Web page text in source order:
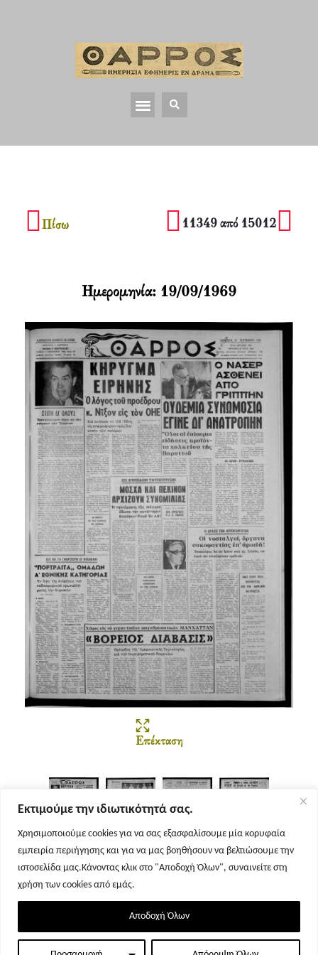
Εκτιμούμε την ιδιωτικότητά σας.
Χρησιμοποιούμε cookies για να σας εξασφαλίσουμε μία κορυφαία
εμπειρία περιήγησης και για να μας βοηθήσουν να βελτιώσουμε την
ιστοσελίδα μας.Κάνοντας κλικ στο "Αποδοχή Όλων", συναινείτε στη
χρήση των cookies από εμάς.
Αποδοχή Όλων
Πίσω 11349 από 15012
Επέκταση
Σελίδα 1 Σελίδα 2 Σελίδα 3 Σελίδα 4
Ημερομηνία: 19/09/1969